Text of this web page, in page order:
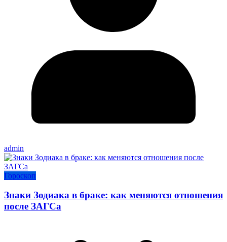
admin
Гороскоп
Знаки Зодиака в браке: как меняются отношения
после ЗАГСа